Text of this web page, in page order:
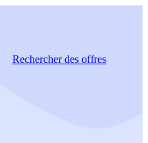
Rechercherdes offres